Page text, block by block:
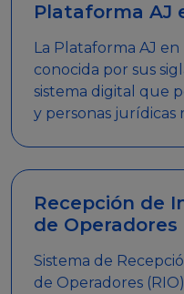
Plataforma AJ
La Plataforma AJ
conocida por sus
sistema digital que
y personas jurídicas
Recepción de
de Operadores
Sistema de
de Operadores